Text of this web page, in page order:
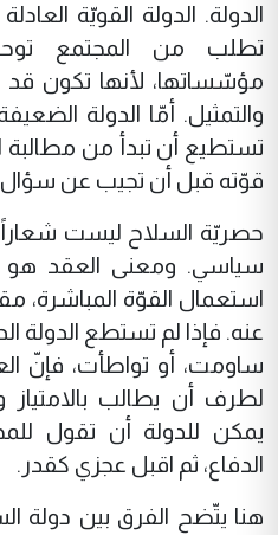
الدولة. الدولة القويّة
تطلب من المجتمع
مؤسّساتها، لأنها تكون قد
والتمثيل. أمّا الدولة
تستطيع أن تبدأ من مطالبة
قوّته قبل أن تجيب عن سؤال
حصريّة السلاح ليست شعاراً
سياسي. ومعنى العقد هو
استعمال القوّة المباشرة،
عنه. فإذا لم تستطع الدولة
ساومت، أو تواطأت، فإنّ
لطرف أن يطالب
يمكن للدولة أن تقول
الدفاع، ثم اقبل عجزي كقدر.
هنا يتّضح الفرق بين دولة